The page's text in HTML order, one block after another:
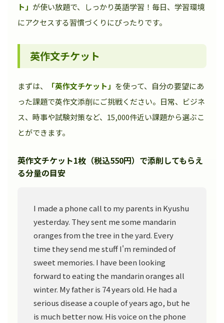
ト」 が使い放題で、しっかり英語学習！毎日、学習環境
にアクセスする習慣づくりにぴったりです。
英作文チケット
まずは、 「英作文チケット」 を使って、自分の要望にあ
った課題で英作文添削にご挑戦ください。日常、ビジネ
ス、時事や試験対策など、15,000件近い課題から選ぶこ
とができます。
英作文チケット1枚（税込550円）で添削してもらえ
る分量の目安
I made a phone call to my parents in Kyushu
yesterday. They sent me some mandarin
oranges from the tree in the yard. Every
time they send me stuff I'm reminded of
sweet memories. I have been looking
forward to eating the mandarin oranges all
winter. My father is 74 years old. He had a
serious disease a couple of years ago, but he
is much better now. His voice on the phone